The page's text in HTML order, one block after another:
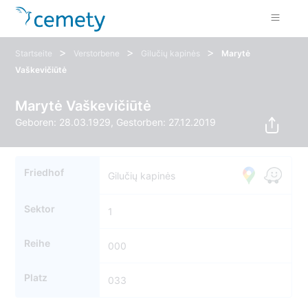
Startseite > Verstorbene > Gilučių kapinės >
Marytė
Vaškevičiūtė
Marytė Vaškevičiūtė
Geboren: 28.03.1929, Gestorben: 27.12.2019
Friedhof Gilučių kapinės
Sektor 1
Reihe 000
Platz 033